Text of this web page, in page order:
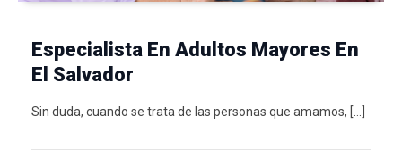
Especialista En Adultos Mayores En
El Salvador
Sin duda, cuando se trata de las personas que amamos, […]